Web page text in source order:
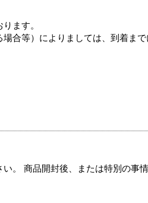
ます。
合等）によりましては、到着ま
。 商品開封後、または特別の事